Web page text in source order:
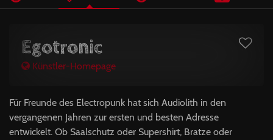
Egotronic
Künstler-Homepage
Für Freunde des Electropunk hat sich Audiolith in den
vergangenen Jahren zur ersten und besten Adresse
entwickelt. Ob Saalschutz oder Supershirt, Bratze oder